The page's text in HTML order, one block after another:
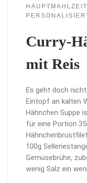
HAUPTMAHLZEIT
Curry-
mit Reis
Es geht doch
Eintopf an kalten
Hähnchen Suppe
für eine Portion
100g
Gemüsebrühe,
wenig Salz ein